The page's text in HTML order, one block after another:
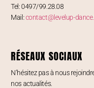
Tel: 0497/99.28.08
Mail:contact@levelup-
RÉSEAUX SOCIAUX
N’hésitez pas à nous
nos actualités.